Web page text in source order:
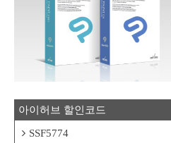
아이허브 할인코드
SSF5774